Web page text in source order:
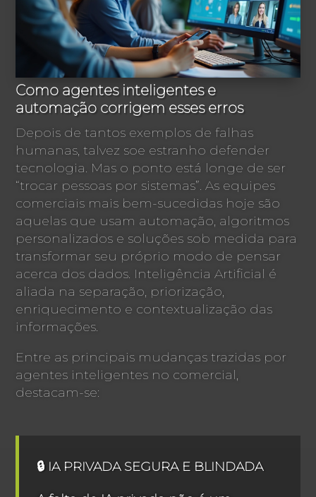
Como agentes inteligentes e
automação corrigem esses erros
Depois de tantos exemplos de falhas
humanas, talvez soe estranho defender
tecnologia. Mas o ponto está longe de ser
“trocar pessoas por sistemas”. As equipes
comerciais mais bem-sucedidas hoje são
aquelas que usam automação, algoritmos
personalizados e soluções sob medida para
transformar seu próprio modo de pensar
acerca dos dados. Inteligência Artificial é
aliada na separação, priorização,
enriquecimento e contextualização das
informações.
Entre as principais mudanças trazidas por
agentes inteligentes no comercial,
destacam-se:
🔒 IA PRIVADA SEGURA E BLINDADA